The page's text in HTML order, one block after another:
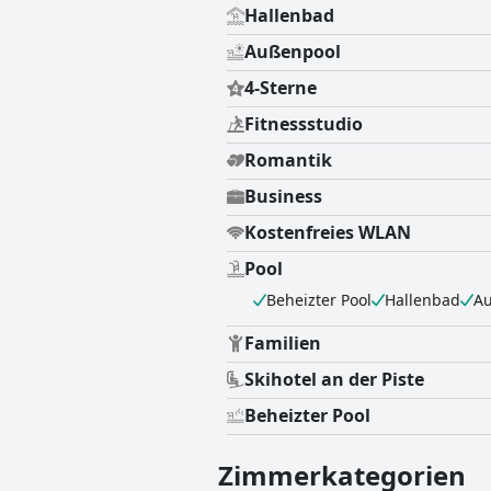
Hallenbad
Außenpool
4-Sterne
Fitnessstudio
Romantik
Business
Kostenfreies WLAN
Pool
Beheizter Pool Hallenbad
Familien
Skihotel an der Piste
Beheizter Pool
Zimmerkategorien